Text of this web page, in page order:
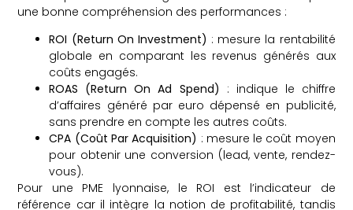
une bonne compréhension des performances :
ROI (Return On Investment) : mesure la rentabilité
globale en comparant les revenus générés aux
coûts engagés.
ROAS (Return On Ad Spend) : indique le chiffre
d’affaires généré par euro dépensé en publicité,
sans prendre en compte les autres coûts.
CPA (Coût Par Acquisition) : mesure le coût moyen
pour obtenir une conversion (lead, vente, rendez-
vous).
Pour une PME lyonnaise, le ROI est l’indicateur de
référence car il intègre la notion de profitabilité, tandis